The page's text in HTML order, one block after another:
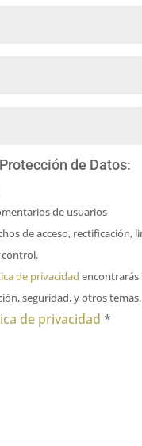
de Datos:
de usuarios
de acceso,
control.
de privacidad encontrarás
seguridad, y otros temas.
de privacidad*